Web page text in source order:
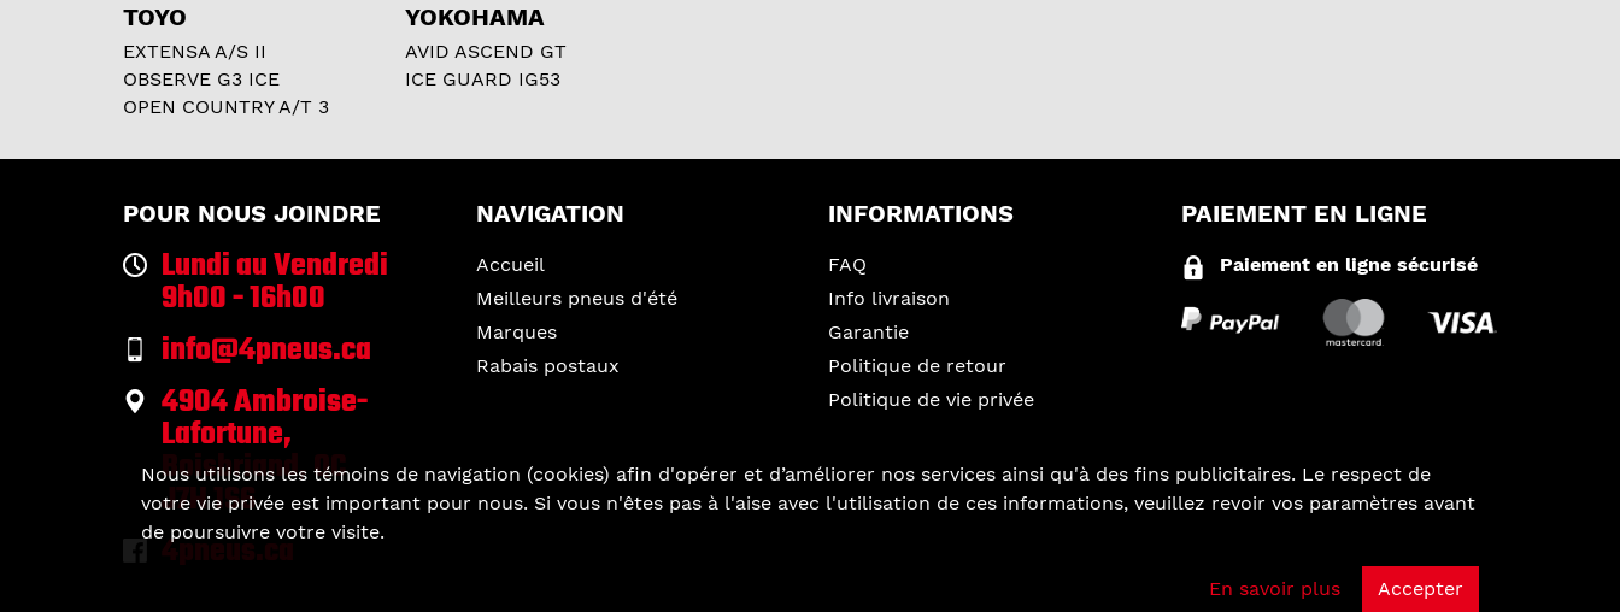
TOYO
EXTENSA A/S II
OBSERVE G3 ICE
OPEN COUNTRY A/T 3
YOKOHAMA
AVID ASCEND GT
ICE GUARD IG53
POUR NOUS JOINDRE
Lundi au Vendredi
9h00 - 16h00
info@4pneus.ca
4904 Ambroise-
Lafortune,
Boisbriand, QC
J7H 1S6
4pneus.ca
NAVIGATION
Accueil
Meilleurs pneus d'été
Marques
Rabais postaux
INFORMATIONS
FAQ
Info livraison
Garantie
Politique de retour
Politique de vie privée
PAIEMENT EN LIGNE
Paiement en ligne sécurisé
Nous utilisons les témoins de navigation (cookies) afin d'opérer et d’améliorer nos services ainsi qu'à des fins publicitaires. Le respect de
votre vie privée est important pour nous. Si vous n'êtes pas à l'aise avec l'utilisation de ces informations, veuillez revoir vos paramètres avant
de poursuivre votre visite.
En savoir plus Accepter